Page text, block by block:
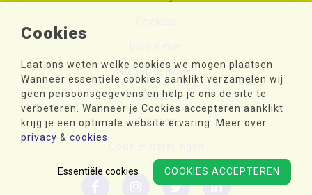
Cookies
Laat ons weten welke cookies we mogen plaatsen.
Wanneer essentiële cookies aanklikt verzamelen wij
geen persoonsgegevens en help je ons de site te
verbeteren. Wanneer je Cookies accepteren aanklikt
krijg je een optimale website ervaring. Meer over
privacy & cookies
COOKIES ACCEPTEREN
Essentiële cookies
Toegankelijkheid
Sitemap
Colofon